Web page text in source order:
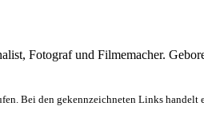
Fotograf und Filmemacher.
Bei den gekennzeichneten Links